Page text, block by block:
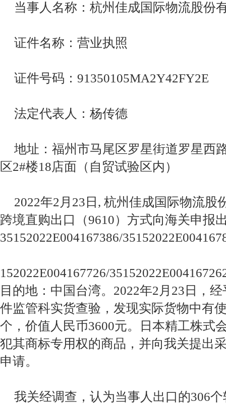
当事人名称：杭州佳成国际物流股份
证件名称：营业执照
证件号码：91350105MA2Y42FY2E
法定代表人：杨传德
地址：福州市马尾区罗星街道罗星西
区2#楼18店面（自贸试验区内）
2022年2月23日, 杭州佳成国际物流股
跨境直购出口（9610）方式向海关申报
35152022E004167386/
152022E004167726/
目的地：中国台湾。2022年2月23日，
件监管科实货查验，发现实际货物中有
个，价值人民币3600元。日本精工株式
犯其商标专用权的商品，并向我关提出
申请。
我关经调查，认为当事人出口的306